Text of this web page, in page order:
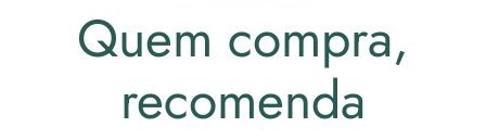
Quem compra,
recomenda